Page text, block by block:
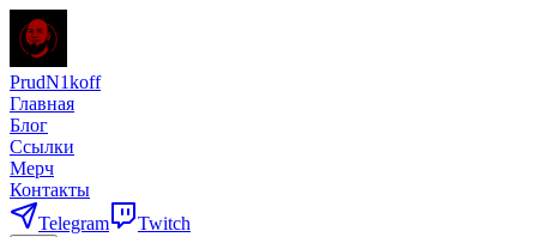
PrudN1koff
Главная
Блог
Ссылки
Мерч
Контакты
Telegram
Twitch